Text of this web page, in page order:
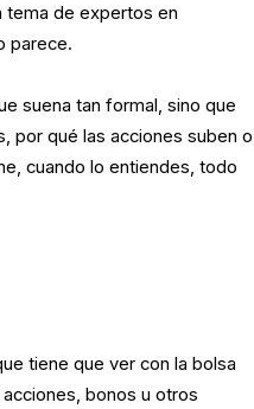
tema de expertos en
parece.
suena tan formal, sino que
por qué las acciones suben o
cuando lo entiendes, todo
tiene que ver con la bolsa
bonos u otros